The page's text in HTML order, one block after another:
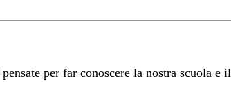
pensate per far conoscere la nostra scuola e